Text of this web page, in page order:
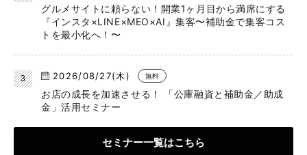
グルメサイトに頼らない！開業1ヶ月目から満席にする
『インスタ×LINE×MEO×AI』集客〜補助金で集客コス
トを最小化へ！〜
2026/08/27(木) 無料
お店の成長を加速させる！ 「公庫融資と補助金／助成
金」活用セミナー
セミナー一覧はこちら